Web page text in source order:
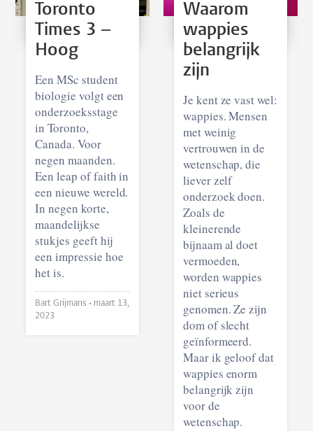
Toronto
Times 3 –
Hoog
Een MSc student
biologie volgt een
onderzoeksstage
in Toronto,
Canada. Voor
negen maanden.
Een leap of faith in
een nieuwe wereld.
In negen korte,
maandelijkse
stukjes geeft hij
een impressie hoe
het is.
Bart Grijmans • maart 13,
2023
Waarom
wappies
belangrijk
zijn
Je kent ze vast wel:
wappies. Mensen
met weinig
vertrouwen in de
wetenschap, die
liever zelf
onderzoek doen.
Zoals de
kleinerende
bijnaam al doet
vermoeden,
worden wappies
niet serieus
genomen. Ze zijn
dom of slecht
geïnformeerd.
Maar ik geloof dat
wappies enorm
belangrijk zijn
voor de
wetenschap.